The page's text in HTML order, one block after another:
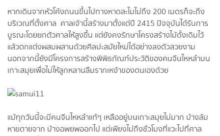
หากเดินจากหัวโค้งถนนขึ้นไปทางหาดละไมไม่ถึง 200 เมตรก็จะถึง
บริเวณที่ตั้งศาล ศาลเจ้านี้สร้างมาตั้งแต่ปี 2415 ปัจจุบันได้รับการ
บูรณะโดยยกตัวศาลให้สูงขึ้น แต่ยังคงรักษาโครงสร้างไม้ดั้งเดิมไว้
แล้วตกแต่งผสมผสานด้วยศิลปะสมัยใหม่ได้อย่างลงตัวสวยงาม
นอกจากนี้ยังมีโครงการสร้างพิพิธภัณฑ์ประวัติของคนจีนไหหลำบน
เกาะสมุยเพื่อไม่ให้ลูกหลานลืมรากเหง้าของตนเองด้วย
แม้ทุกวันนี้จะมีคนจีนไหหลำแท้ๆ เหลืออยู่บนเกาะสมุยไม่มาก บ้างล้ม
หายตายจาก บ้างอพยพออกไป แต่เพียงไม่ถึงชั่วโมงที่แวะไปที่ศาล